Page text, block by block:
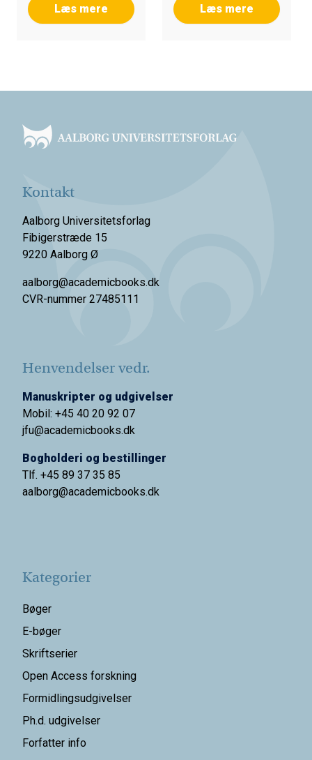
Læs mere Læs mere
Kontakt
Aalborg Universitetsforlag
Fibigerstræde 15
9220 Aalborg Ø
aalborg@academicbooks.dk
CVR-nummer 27485111
Henvendelser vedr.
Manuskripter og udgivelser
Mobil: +45 40 20 92 07
jfu@academicbooks.dk
Bogholderi og bestillinger
Tlf. +45 89 37 35 85
aalborg@academicbooks.dk
Kategorier
Bøger
E-bøger
Skriftserier
Open Access forskning
Formidlingsudgivelser
Ph.d. udgivelser
Forfatter info